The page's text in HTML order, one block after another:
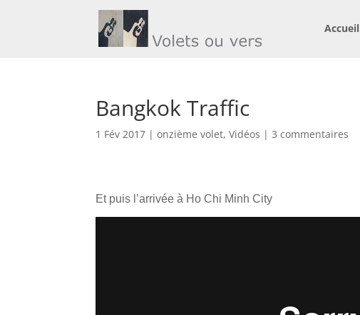
Accueil
Bangkok Traffic
1 Fév 2017 |onzième volet,Vidéos |3 commentaires
Et puis l’arrivée à Ho Chi Minh City